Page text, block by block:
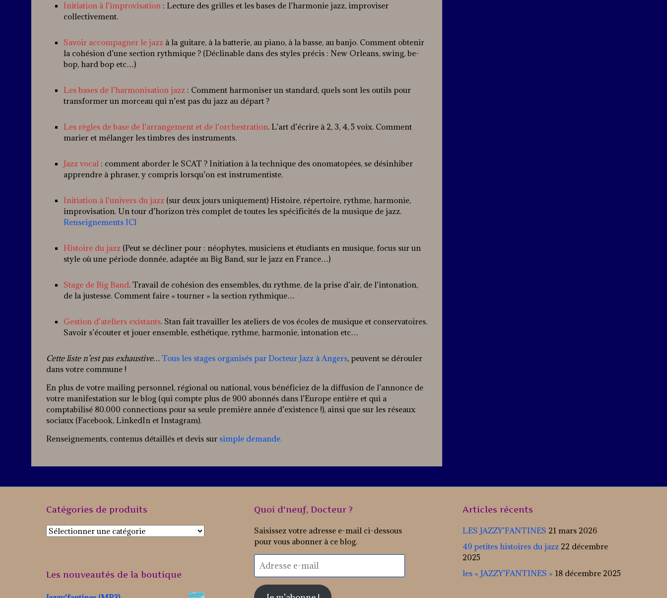
Initiation à l’improvisation : Lecture des grilles et les bases de l’harmonie jazz, improviser
collectivement.
Savoir accompagner le jazz à la guitare, à la batterie, au piano, à la basse, au banjo. Comment obtenir
la cohésion d’une section rythmique ? (Déclinable dans des styles précis : New Orleans, swing, be-
bop, hard bop etc…)
Les bases de l’harmonisation jazz : Comment harmoniser un standard, quels sont les outils pour
transformer un morceau qui n’est pas du jazz au départ ?
Les règles de base de l’arrangement et de l’orchestration. L’art d’écrire à 2, 3, 4, 5 voix. Comment
marier et mélanger les timbres des instruments.
Jazz vocal : comment aborder le SCAT ? Initiation à la technique des onomatopées, se désinhiber
apprendre à phraser, y compris lorsqu’on est instrumentiste.
Initiation à l’univers du jazz (sur deux jours uniquement) Histoire, répertoire, rythme, harmonie,
improvisation. Un tour d’horizon très complet de toutes les spécificités de la musique de jazz.
Renseignements ICI
Histoire du jazz (Peut se décliner pour : néophytes, musiciens et étudiants en musique, focus sur un
style où une période donnée, adaptée au Big Band, sur le jazz en France…)
Stage de Big Band. Travail de cohésion des ensembles, du rythme, de la prise d’air, de l’intonation,
de la justesse. Comment faire « tourner » la section rythmique…
Gestion d’ateliers existants. Stan fait travailler les ateliers de vos écoles de musique et conservatoires.
Savoir s’écouter et jouer ensemble, esthétique, rythme, harmonie, intonation etc…
Cette liste n’est pas exhaustive… Tous les stages organisés par Docteur Jazz à Angers, peuvent se dérouler
dans votre commune !
En plus de votre mailing personnel, régional ou national, vous bénéficiez de la diffusion de l’annonce de
votre manifestation sur le blog (qui compte plus de 900 abonnés dans l’Europe entière et qui a
comptabilisé 80.000 connections pour sa seule première année d’existence !), ainsi que sur les réseaux
sociaux (Facebook, LinkedIn et Instagram).
Renseignements, contenus détaillés et devis sur simple demande.
Catégories de produits
Les nouveautés de la boutique
Quoi d'neuf, Docteur ?
Saisissez votre adresse e-mail ci-dessous
pour vous abonner à ce blog.
e-
Articles récents
LES JAZZY’FANTINES 21 mars 2026
49 petites histoires du jazz 22 décembre
2025
les « JAZZY’FANTINES » 18 décembre 2025